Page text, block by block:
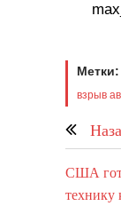
Метки:
взрыв
США
технику